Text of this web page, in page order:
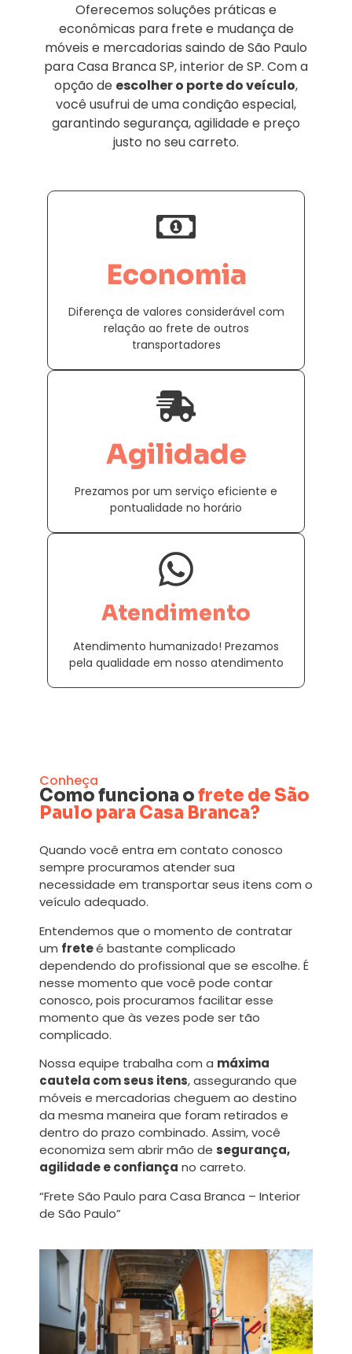
Oferecemos soluções práticas e
econômicas para frete e mudança de
móveis e mercadorias saindo de São Paulo
para Casa Branca SP, interior de SP. Com a
opção de escolher o porte do veículo,
você usufrui de uma condição especial,
garantindo segurança, agilidade e preço
justo no seu carreto.
Economia
Diferença de valores considerável com
relação ao frete de outros
transportadores
Agilidade
Prezamos por um serviço eficiente e
pontualidade no horário
Atendimento
Atendimento humanizado! Prezamos
pela qualidade em nosso atendimento
Conheça
Como funciona ofrete de São
Paulo para Casa Branca?
Quando você entra em contato conosco
sempre procuramos atender sua
necessidade em transportar seus itens com o
veículo adequado.
Entendemos que o momento de contratar
um freteé bastante complicado
dependendo do profissional que se escolhe. É
nesse momento que você pode contar
conosco, pois procuramos facilitar esse
momento que às vezes pode ser tão
complicado.
Nossa equipe trabalha com a máxima
cautela com seus itens, assegurando que
móveis e mercadorias cheguem ao destino
da mesma maneira que foram retirados e
dentro do prazo combinado. Assim, você
economiza sem abrir mão de segurança,
agilidade e confiança no carreto.
“Frete São Paulo para Casa Branca – Interior
de São Paulo”